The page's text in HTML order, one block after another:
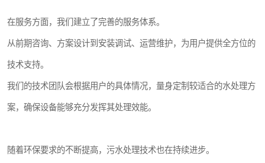
在服务方面，我们建立了完善的服务体系。
从前期咨询、方案设计到安装调试、运营维护，为用户提供全方位的
技术支持。
我们的技术团队会根据用户的具体情况，量身定制较适合的水处理方
案，确保设备能够充分发挥其处理效能。
随着环保要求的不断提高，污水处理技术也在持续进步。